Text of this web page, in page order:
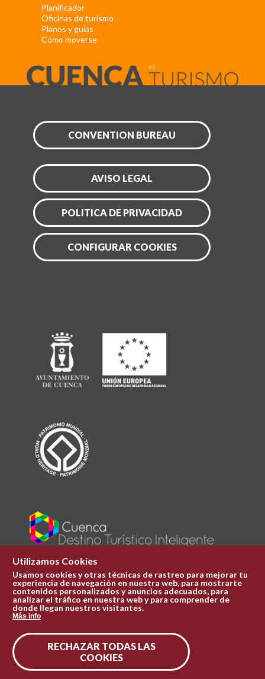
Planificador
Oficinas de turismo
Planos y guías
Cómo moverse
CONVENTION BUREAU
AVISO LEGAL
POLITICA DE PRIVACIDAD
CONFIGURAR COOKIES
Plaza Mayor 1
969 241 051
ofi.turismo@cuenca.es
Síguenos en las redes
Utilizamos Cookies
Usamos cookies y otras técnicas de rastreo para mejorar tu
experiencia de navegación en nuestra web, para mostrarte
contenidos personalizados y anuncios adecuados, para
analizar el tráfico en nuestra web y para comprender de
donde llegan nuestros visitantes.
Más info
RECHAZAR TODAS LAS
COOKIES